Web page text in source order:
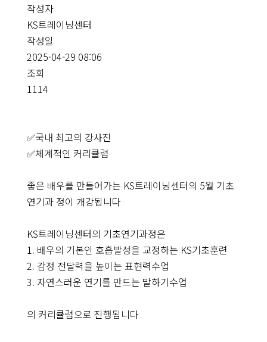
작성자
KS트레이닝센터
작성일
2025-04-29 08:06
조회
1114
✅국내 최고의 강사진
✅체계적인 커리큘럼
좋은 배우를 만들어가는 KS트레이닝센터의 5월 기초
연기과 정이 개강됩니다
KS트레이닝센터의 기초연기과정은
1. 배우의 기본인 호흡발성을 교정하는 KS기초훈련
2. 감정 전달력을 높이는 표현력수업
3. 자연스러운 연기를 만드는 말하기수업
의 커리큘럼으로 진행됩니다